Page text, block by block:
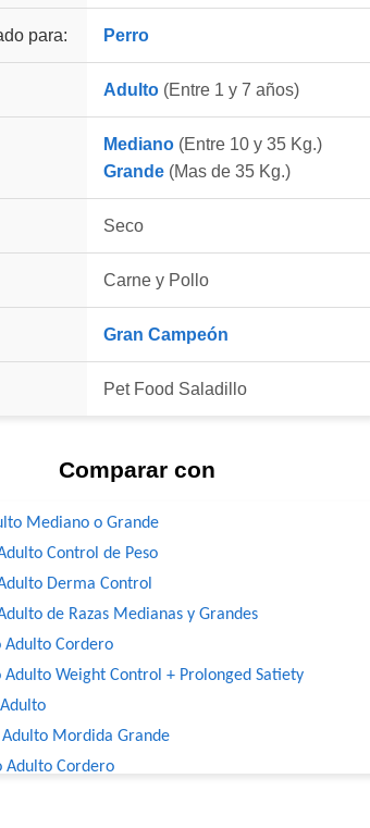
para: Perro
Adulto (Entre 1 y 7 años)
Mediano (Entre 10 y 35 Kg.)
Grande (Mas de 35 Kg.)
Seco
Carne y Pollo
Gran Campeón
Pet Food Saladillo
Comparar con
Mediano o Grande
Control de Peso
Derma Control
de Razas Medianas y Grandes
Adulto Cordero
Weight Control + Prolonged Satiety
Mordida Grande
Adulto Cordero